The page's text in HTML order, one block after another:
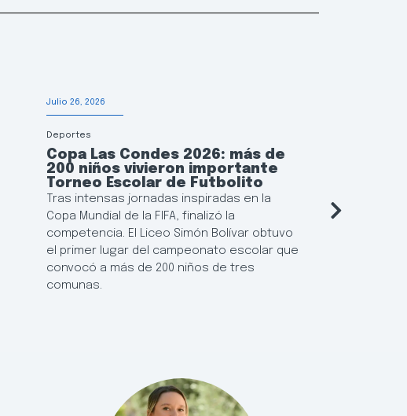
Julio 26, 2026
Deportes
Copa Las Condes 2026: más de
200 niños vivieron importante
Torneo Escolar de Futbolito
Tras intensas jornadas inspiradas en la
Copa Mundial de la FIFA, finalizó la
competencia. El Liceo Simón Bolívar obtuvo
el primer lugar del campeonato escolar que
convocó a más de 200 niños de tres
comunas.